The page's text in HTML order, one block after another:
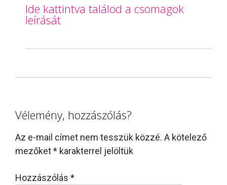
Ide kattintva találod a csomagok
leírását
Vélemény, hozzászólás?
Az e-mail címet nem tesszük közzé. A kötelező
mezőket* karakterrel jelöltük
Hozzászólás *